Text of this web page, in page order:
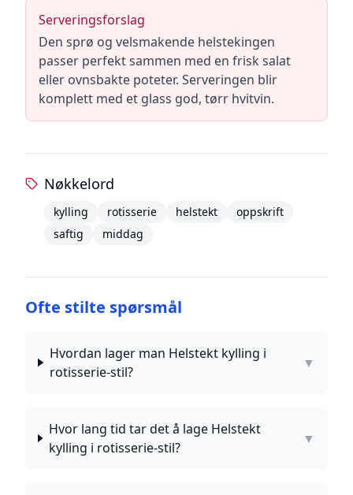
Serveringsforslag
Den sprø og velsmakende helstekingen
passer perfekt sammen med en frisk salat
eller ovnsbakte poteter. Serveringen blir
komplett med et glass god, tørr hvitvin.
Nøkkelord
kylling rotisserie helstekt
oppskrift
saftig
middag
Ofte stilte spørsmål
Hvordan lager man Helstekt kylling i
rotisserie-stil?
▼
Hvor lang tid tar det å lage Helstekt
kylling i rotisserie-stil?
▼